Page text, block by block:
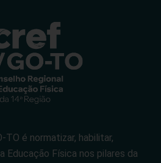
TO é normatizar, habilitar,
Educação Física nos pilares da